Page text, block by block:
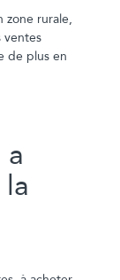
zone rurale,
ventes
de plus en